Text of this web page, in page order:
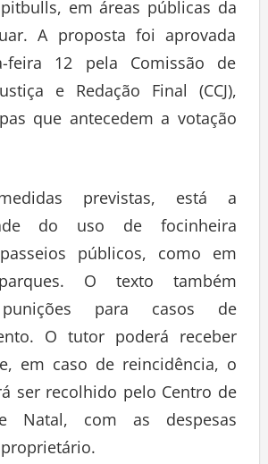
em áreas públicas da
A proposta foi aprovada
feira 12 pela Comissão de
e Redação Final (CCJ),
que antecedem a votação
previstas, está a
do uso de focinheira
públicos, como em
O texto também
punições para casos de
O tutor poderá receber
em caso de reincidência, o
ser recolhido pelo Centro de
Natal, com as despesas